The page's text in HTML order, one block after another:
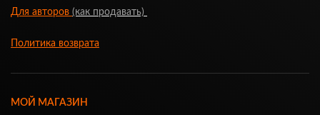
Для авторов (как продавать)
Политика возврата
МОЙ МАГАЗИН